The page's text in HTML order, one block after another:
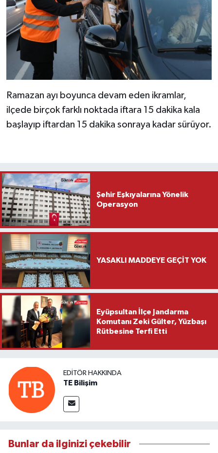
Ramazan ayı boyunca devam eden ikramlar,
ilçede birçok farklı noktada iftara 15 dakika kala
başlayıp iftardan 15 dakika sonraya kadar sürüyor.
Şehir Eşkıyalarına Yönelik
Operasyon
YASAKLI MADDEYE GEÇİT YOK
Eyüpsultan İlçe Jandarma
Komutanı Zeki Gülter, Yüzbaşı
Rütbesine Terfi Etti
EDITÖR HAKKINDA
TE Bilişim
Bunlar da ilginizi çekebilir